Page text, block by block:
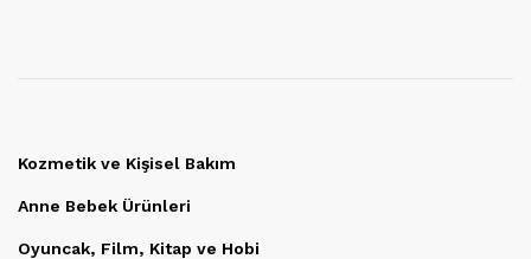
Kozmetik ve Kişisel Bakım
Anne Bebek Ürünleri
Oyuncak, Film, Kitap ve Hobi